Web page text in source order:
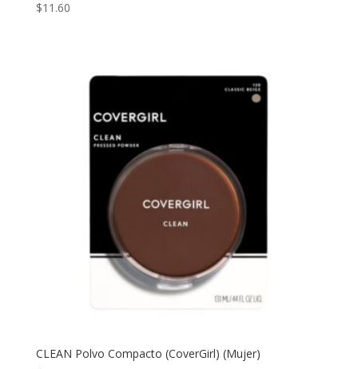
$11.60
CLEAN Polvo Compacto (CoverGirl) (Mujer)